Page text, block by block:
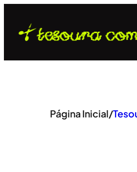
para
Página Inicial/